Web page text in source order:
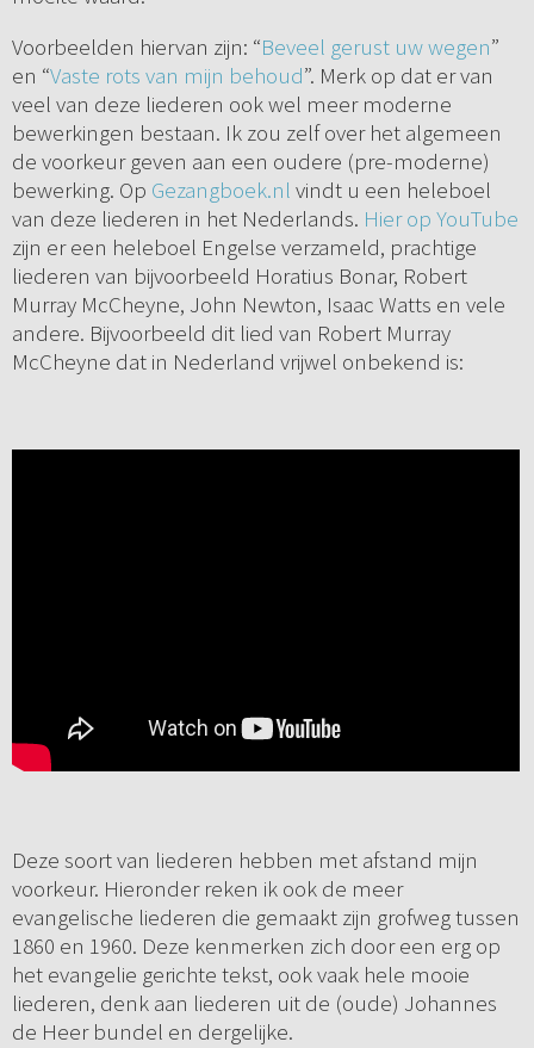
Voorbeelden hiervan zijn: “Beveel gerust uw wegen”
en “Vaste rots van mijn behoud”. Merk op dat er van
veel van deze liederen ook wel meer moderne
bewerkingen bestaan. Ik zou zelf over het algemeen
de voorkeur geven aan een oudere (pre-moderne)
bewerking. Op Gezangboek.nl vindt u een heleboel
van deze liederen in het Nederlands. Hier op YouTube
zijn er een heleboel Engelse verzameld, prachtige
liederen van bijvoorbeeld Horatius Bonar, Robert
Murray McCheyne, John Newton, Isaac Watts en vele
andere. Bijvoorbeeld dit lied van Robert Murray
McCheyne dat in Nederland vrijwel onbekend is:
Deze soort van liederen hebben met afstand mijn
voorkeur. Hieronder reken ik ook de meer
evangelische liederen die gemaakt zijn grofweg tussen
1860 en 1960. Deze kenmerken zich door een erg op
het evangelie gerichte tekst, ook vaak hele mooie
liederen, denk aan liederen uit de (oude) Johannes
de Heer bundel en dergelijke.